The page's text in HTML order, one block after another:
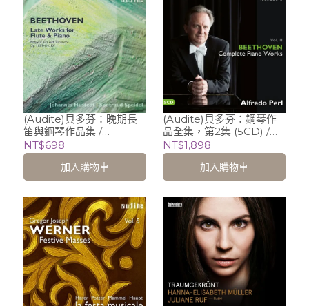
(Audite)貝多芬：晚期長
笛與鋼琴作品集 /
Johannes Hustedt
(flute), Sontraud
Speidel (piano)
NT$698
加入購物車
(Audite)貝多芬：鋼琴作
品全集，第2集 (5CD) /
Alfredo Perl (piano)
NT$1,898
加入購物車